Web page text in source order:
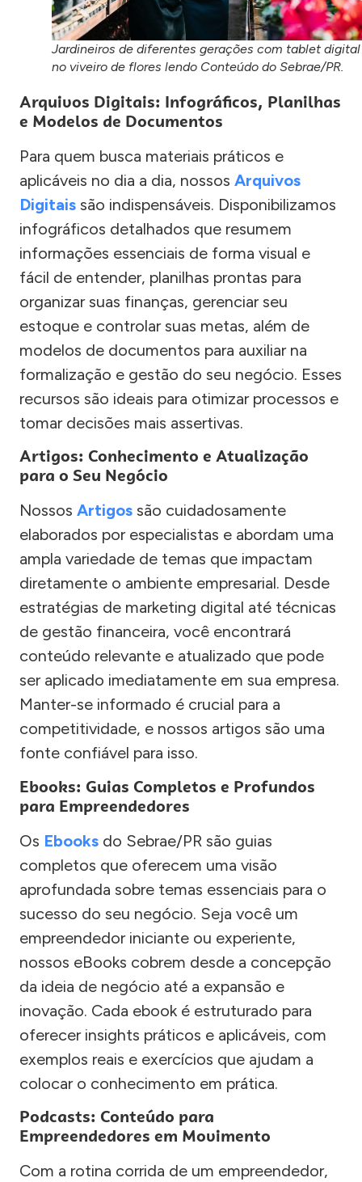
Jardineiros de diferentes gerações com tablet digital
no viveiro de flores lendo Conteúdo do Sebrae/PR.
Arquivos Digitais: Infográficos, Planilhas
e Modelos de Documentos
Para quem busca materiais práticos e
aplicáveis no dia a dia, nossos Arquivos
Digitais são indispensáveis. Disponibilizamos
infográficos detalhados que resumem
informações essenciais de forma visual e
fácil de entender, planilhas prontas para
organizar suas finanças, gerenciar seu
estoque e controlar suas metas, além de
modelos de documentos para auxiliar na
formalização e gestão do seu negócio. Esses
recursos são ideais para otimizar processos e
tomar decisões mais assertivas.
Artigos: Conhecimento e Atualização
para o Seu Negócio
Nossos Artigos são cuidadosamente
elaborados por especialistas e abordam uma
ampla variedade de temas que impactam
diretamente o ambiente empresarial. Desde
estratégias de marketing digital até técnicas
de gestão financeira, você encontrará
conteúdo relevante e atualizado que pode
ser aplicado imediatamente em sua empresa.
Manter-se informado é crucial para a
competitividade, e nossos artigos são uma
fonte confiável para isso.
Ebooks: Guias Completos e Profundos
para Empreendedores
Os Ebooks do Sebrae/PR são guias
completos que oferecem uma visão
aprofundada sobre temas essenciais para o
sucesso do seu negócio. Seja você um
empreendedor iniciante ou experiente,
nossos eBooks cobrem desde a concepção
da ideia de negócio até a expansão e
inovação. Cada ebook é estruturado para
oferecer insights práticos e aplicáveis, com
exemplos reais e exercícios que ajudam a
colocar o conhecimento em prática.
Podcasts: Conteúdo para
Empreendedores em Movimento
Com a rotina corrida de um empreendedor,